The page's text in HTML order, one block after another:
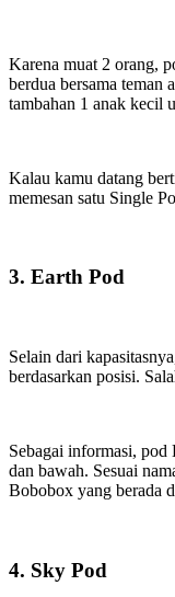
Karena muat 2 orang,
berdua bersama teman
tambahan 1 anak kecil
Kalau kamu datang
memesan satu Single
3. Earth Pod
Selain dari
berdasarkan posisi.
Sebagai informasi,
dan bawah. Sesuai
Bobobox yang berada
4. Sky Pod